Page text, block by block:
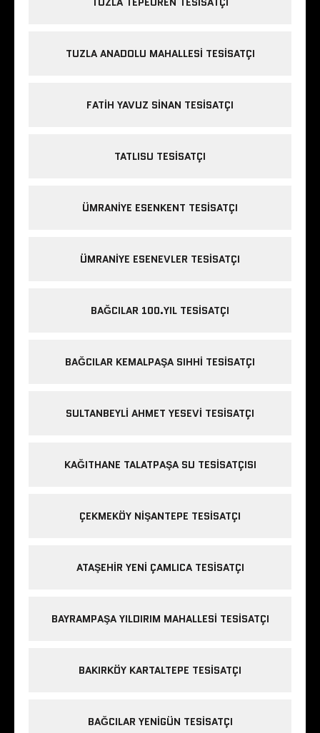
TUZLA ANADOLU MAHALLESI TESISATÇI
FATIH YAVUZ SINAN TESISATÇI
TATLISU TESISATÇI
ÜMRANIYE ESENKENT TESISATÇI
ÜMRANIYE ESENEVLER TESISATÇI
BAĞCILAR 100.YIL TESISATÇI
BAĞCILAR KEMALPAŞA SIHHI TESISATÇI
SULTANBEYLI AHMET YESEVI TESISATÇI
KAĞITHANE TALATPAŞA SU TESISATÇISI
ÇEKMEKÖY NIŞANTEPE TESISATÇI
ATAŞEHIR YENI ÇAMLICA TESISATÇI
BAYRAMPAŞA YILDIRIM MAHALLESI TESISATÇI
BAKIRKÖY KARTALTEPE TESISATÇI
BAĞCILAR YENIGÜN TESISATÇI